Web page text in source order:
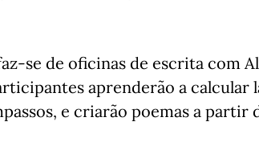
se de oficinas de escrita com
aprenderão a calcular
e criarão poemas a partir